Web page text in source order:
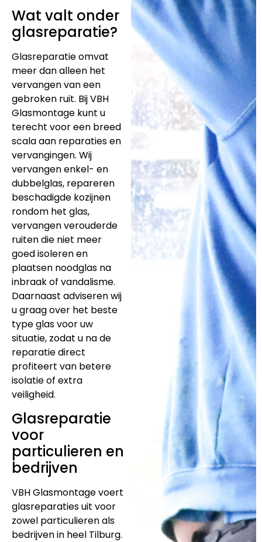
Wat valt onder
glasreparatie?
Glasreparatie omvat
meer dan alleen het
vervangen van een
gebroken ruit. Bij VBH
Glasmontage kunt u
terecht voor een breed
scala aan reparaties en
vervangingen. Wij
vervangen enkel- en
dubbelglas, repareren
beschadigde kozijnen
rondom het glas,
vervangen verouderde
ruiten die niet meer
goed isoleren en
plaatsen noodglas na
inbraak of vandalisme.
Daarnaast adviseren wij
u graag over het beste
type glas voor uw
situatie, zodat u na de
reparatie direct
profiteert van betere
isolatie of extra
veiligheid.
Glasreparatie
voor
particulieren en
bedrijven
VBH Glasmontage voert
glasreparaties uit voor
zowel particulieren als
bedrijven in heel Tilburg.